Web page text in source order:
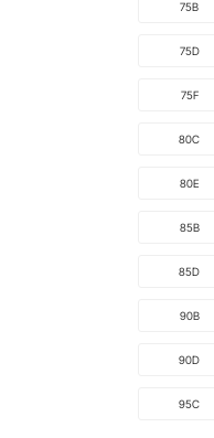
75B
75D
75F
80C
80E
85B
85D
90B
90D
95C